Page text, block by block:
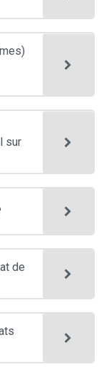
sur
de